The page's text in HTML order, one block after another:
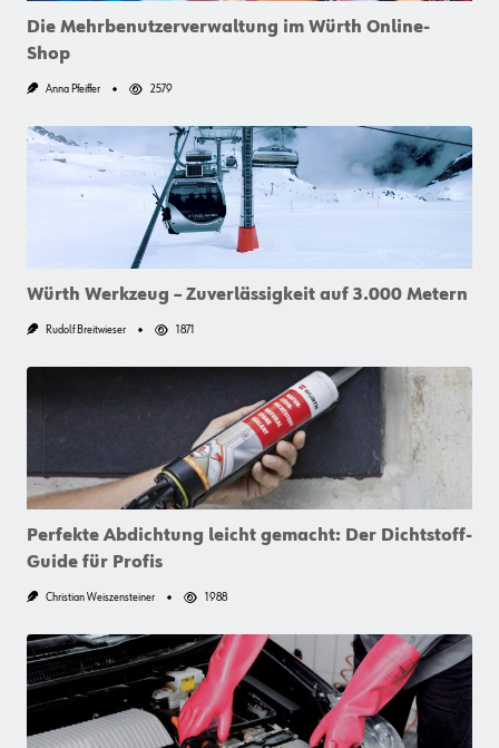
Die Mehrbenutzerverwaltung im Würth Online-
Shop
Anna Pfeiffer 2579
Würth Werkzeug – Zuverlässigkeit auf 3.000 Metern
Rudolf Breitwieser 1871
Perfekte Abdichtung leicht gemacht: Der Dichtstoff-
Guide für Profis
Christian Weiszensteiner 1988